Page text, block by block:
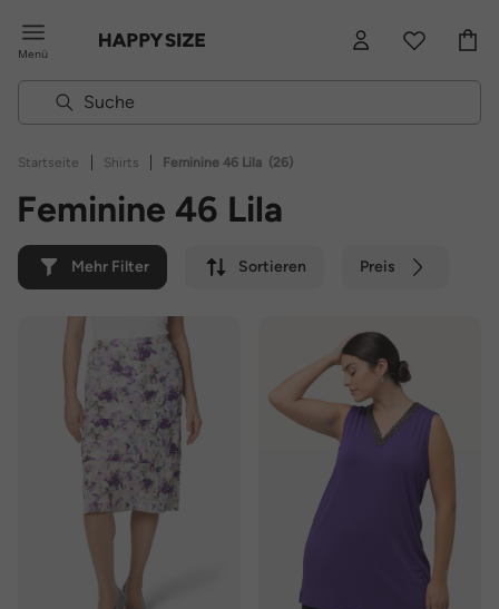
Menü
Startseite | Shirts | Feminine 46 Lila (26)
Feminine 46 Lila
Mehr Filter Sortieren Preis